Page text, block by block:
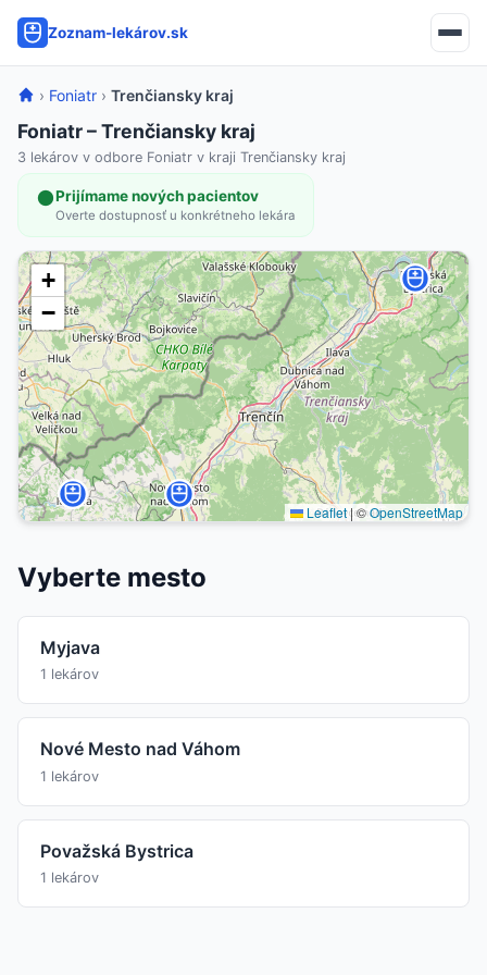
Zoznam-lekárov.sk
› Foniatr › Trenčiansky kraj
Foniatr – Trenčiansky kraj
3 lekárov v odbore Foniatr v kraji Trenčiansky kraj
Prijímame nových pacientov
Overte dostupnosť u konkrétneho lekára
+
−
Leaflet|©OpenStreetMap
Vyberte mesto
Myjava
1 lekárov
Nové Mesto nad Váhom
1 lekárov
Považská Bystrica
1 lekárov